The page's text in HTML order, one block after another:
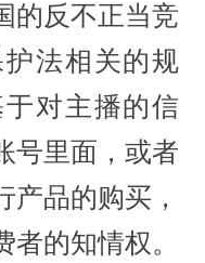
的反不正当竞
法相关的规
对主播的信
号里面，或者
产品的购买，
的知情权。